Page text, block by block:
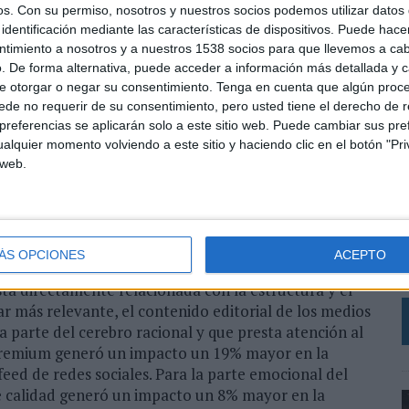
Con su permiso, nosotros y nuestros socios podemos utilizar datos
mediante las características de dispositivos. Puede
a nosotros y a nuestros 1538 socios para que llevemos a
De forma alternativa, puede acceder a información más detallada y
otorgar o negar su consentimiento. Tenga en cuenta que algún
no requerir de su consentimiento, pero usted tiene el derecho de
se aplicarán solo a este sitio web. Puede cambiar sus
momento volviendo a este sitio y haciendo clic en el botón
OPCIONES ACEPTO
la importancia del contexto en el que se
para influir en el cerebro humano,
cómo el contenido editorial profesional de
resultando un 16% más relevante a nivel
en redes sociales.
mapping lo que ocurre en el cerebro de 100
integradas en dos contextos muy dispares
de comunicación y por otro, los news feeds
estudio fueron Time Inc., Condé Nast, Forbes y
publicitarios tienen que quedarse grabados en
directamente relacionada con la estructura y el
más relevante, el contenido editorial de los medios
parte del cerebro racional y que presta atención al
generó un impacto un 19% mayor en la
de redes sociales. Para la parte emocional del
generó un impacto un 8% mayor en la